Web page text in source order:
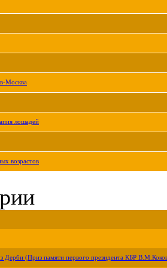
Москва
лошадей
возрастов
Дерби (Приз памяти первого президента КБР